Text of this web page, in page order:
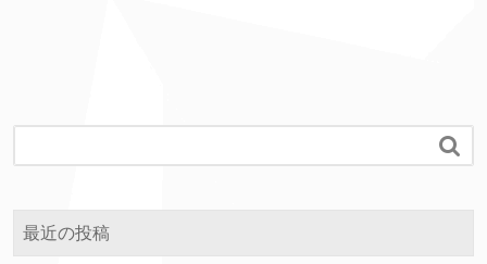

最近の投稿